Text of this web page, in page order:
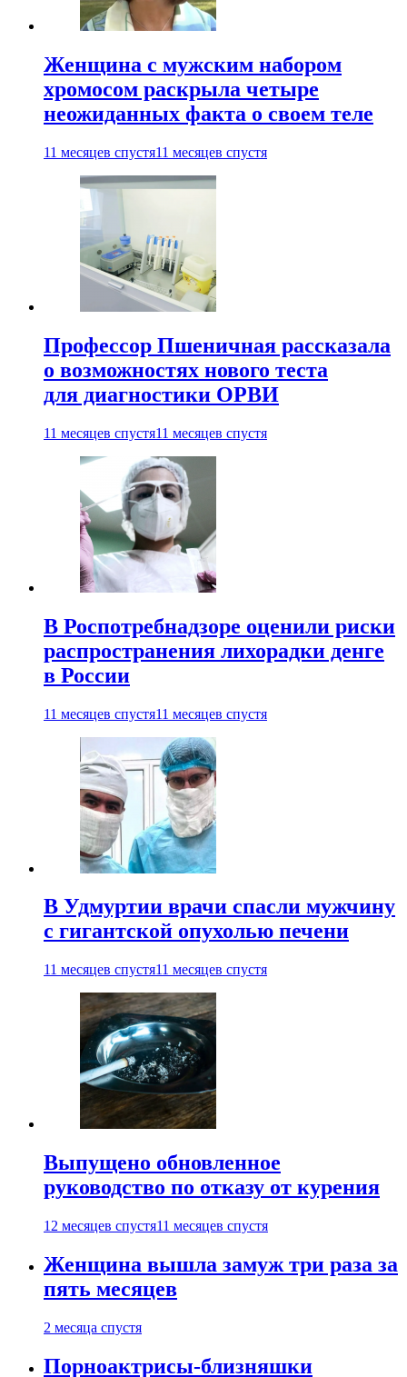
Женщина с мужским набором
хромосом раскрыла четыре
неожиданных факта о своем теле
11 месяцев спустя11 месяцев спустя
Профессор Пшеничная рассказала
о возможностях нового теста
для диагностики ОРВИ
11 месяцев спустя11 месяцев спустя
В Роспотребнадзоре оценили риски
распространения лихорадки денге
в России
11 месяцев спустя11 месяцев спустя
В Удмуртии врачи спасли мужчину
с гигантской опухолью печени
11 месяцев спустя11 месяцев спустя
Выпущено обновленное
руководство по отказу от курения
12 месяцев спустя11 месяцев спустя
Женщина вышла замуж три раза за
пять месяцев
2 месяца спустя
Порноактрисы-близняшки